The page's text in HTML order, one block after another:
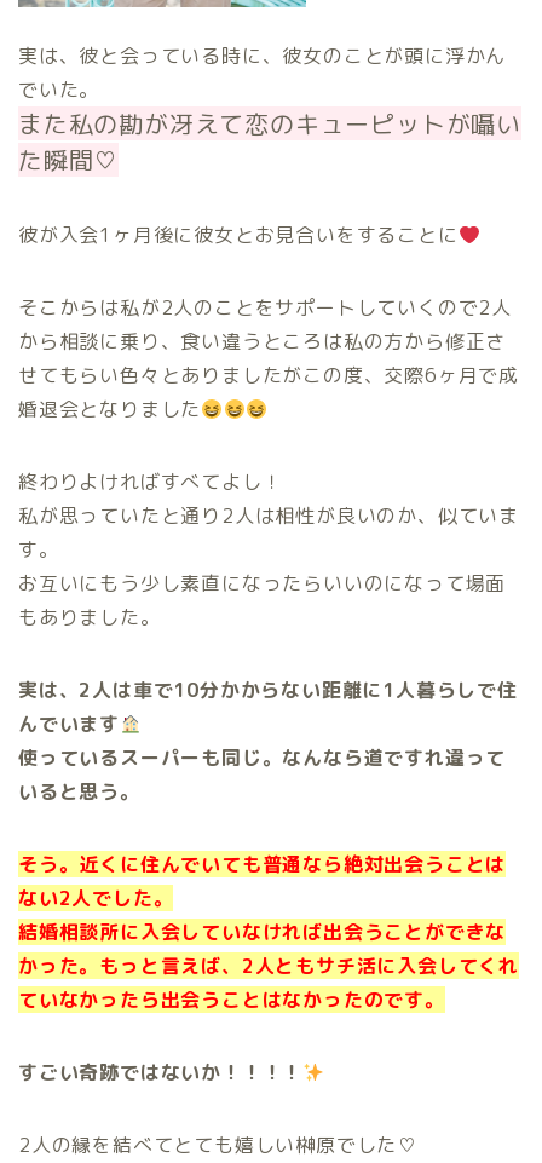
実は、彼と会っている時に、彼女のことが頭に浮かん
でいた。
また私の勘が冴えて恋のキューピットが囁い
た瞬間♡
彼が入会1ヶ月後に彼女とお見合いをすることに
そこからは私が2人のことをサポートしていくので2人
から相談に乗り、食い違うところは私の方から修正さ
せてもらい色々とありましたがこの度、交際6ヶ月で成
婚退会となりました
終わりよければすべてよし！
私が思っていたと通り2人は相性が良いのか、似ていま
す。
お互いにもう少し素直になったらいいのになって場面
もありました。
実は、2人は車で10分かからない距離に1人暮らしで住
んでいます
使っているスーパーも同じ。なんなら道ですれ違って
いると思う。
そう。近くに住んでいても普通なら絶対出会うことは
ない2人でした。
結婚相談所に入会していなければ出会うことができな
かった。もっと言えば、2人ともサチ活に入会してくれ
ていなかったら出会うことはなかったのです。
すごい奇跡ではないか！！！！
2人の縁を結べてとても嬉しい榊原でした♡